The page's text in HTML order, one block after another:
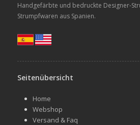
Handgefärbte und bedruckte Designer-
Strumpfwaren aus Spanien.
Seitenübersicht
Home
Webshop
Versand & Faq